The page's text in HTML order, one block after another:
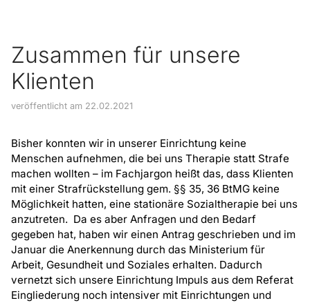
Zusammen für unsere
Klienten
veröffentlicht am 22.02.2021
Bisher konnten wir in unserer Einrichtung keine
Menschen aufnehmen, die bei uns Therapie statt Strafe
machen wollten – im Fachjargon heißt das, dass Klienten
mit einer Strafrückstellung gem. §§ 35, 36 BtMG keine
Möglichkeit hatten, eine stationäre Sozialtherapie bei uns
anzutreten. Da es aber Anfragen und den Bedarf
gegeben hat, haben wir einen Antrag geschrieben und im
Januar die Anerkennung durch das Ministerium für
Arbeit, Gesundheit und Soziales erhalten. Dadurch
vernetzt sich unsere Einrichtung Impuls aus dem Referat
Eingliederung noch intensiver mit Einrichtungen und